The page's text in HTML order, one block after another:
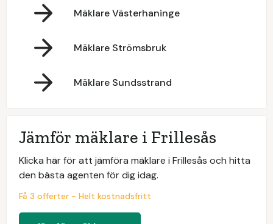
Mäklare Västerhaninge
Mäklare Strömsbruk
Mäklare Sundsstrand
Jämför mäklare i Frillesås
Klicka här för att jämföra mäklare i Frillesås och hitta
den bästa agenten för dig idag.
Få 3 offerter - Helt kostnadsfritt